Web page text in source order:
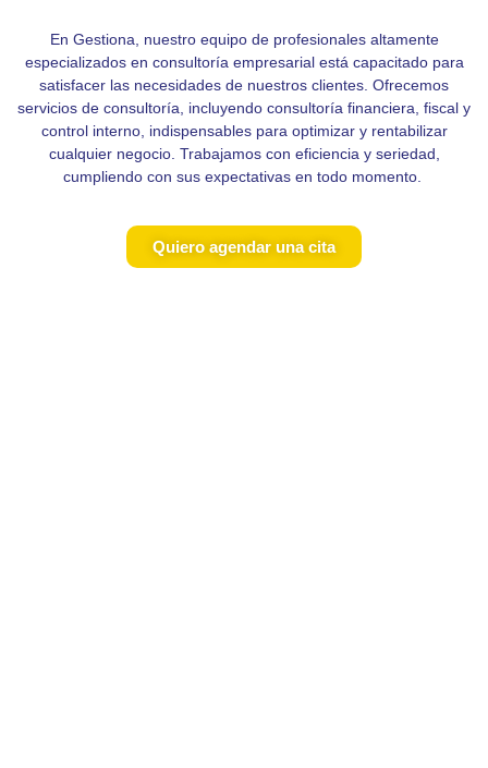
En Gestiona, nuestro equipo de profesionales altamente
especializados en consultoría empresarial está capacitado para
satisfacer las necesidades de nuestros clientes. Ofrecemos
servicios de consultoría, incluyendo consultoría financiera, fiscal y
control interno, indispensables para optimizar y rentabilizar
cualquier negocio. Trabajamos con eficiencia y seriedad,
cumpliendo con sus expectativas en todo momento.
Quiero agendar una cita